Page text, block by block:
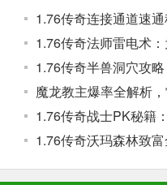
1.76传奇连接通道速
1.76传奇法师雷电术
1.76传奇半兽洞穴攻
魔龙教主爆率全解析
1.76传奇战士PK秘籍
1.76传奇沃玛森林致